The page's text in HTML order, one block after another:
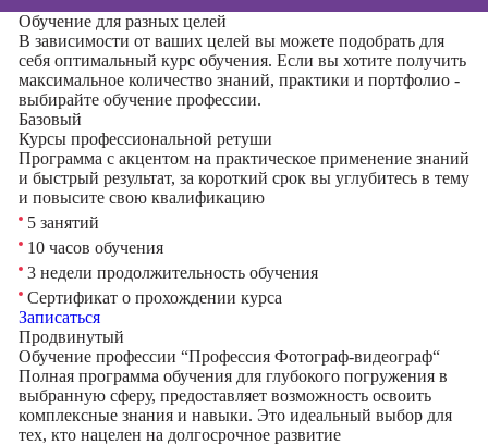
Обучение для разных целей
В зависимости от ваших целей вы можете подобрать для
себя оптимальный курс обучения. Если вы хотите получить
максимальное количество знаний, практики и портфолио -
выбирайте обучение профессии.
Базовый
Курсы профессиональной ретуши
Программа с акцентом на практическое применение знаний
и быстрый результат, за короткий срок вы углубитесь в тему
и повысите свою квалификацию
5 занятий
10 часов обучения
3 недели продолжительность обучения
Сертификат о прохождении курса
Записаться
Продвинутый
Обучение профессии “Профессия Фотограф-видеограф“
Полная программа обучения для глубокого погружения в
выбранную сферу, предоставляет возможность освоить
комплексные знания и навыки. Это идеальный выбор для
тех, кто нацелен на долгосрочное развитие